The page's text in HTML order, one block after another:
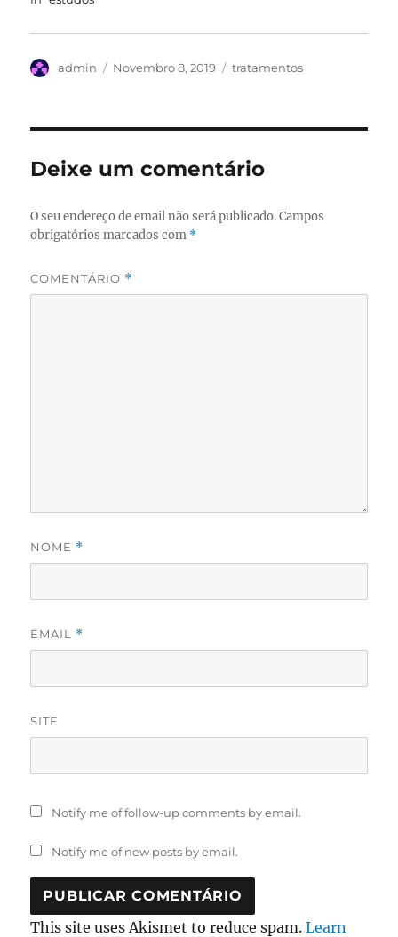
Autor
admin
Publicado
Novembro 8, 2019 Categorias
tratamentos
Deixe um comentário
O seu endereço de email não será publicado. Campos
obrigatórios marcados com *
COMENTÁRIO *
NOME *
EMAIL *
SITE
Notify me of follow-up comments by email.
Notify me of new posts by email.
This site uses Akismet to reduce spam.Learn